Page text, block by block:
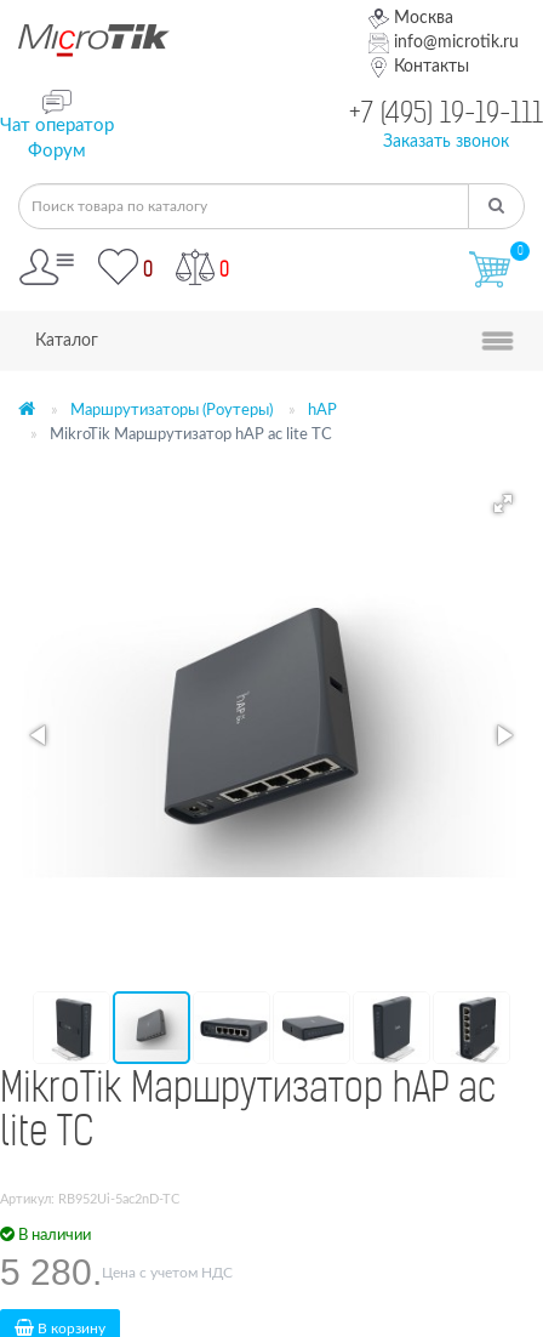
Москва
info@microtik.ru
Контакты
Чат оператор
Форум
+7 (495) 19-19-111
Заказать звонок
0 0
0
Каталог
Маршрутизаторы (Роутеры)
hAP
MikroTik Маршрутизатор hAP ac lite TC
MikroTik Маршрутизатор hAP ac
lite TC
Артикул: RB952Ui-5ac2nD-TC
В наличии
5 280. Цена с учетом НДС
В корзину